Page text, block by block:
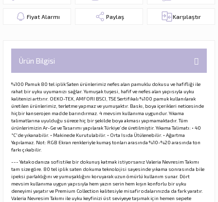
Fiyat Alarmı Paylaş Karşılaştır
Ürün Bilgisi
%100 Pamuk 80 tel iplik Saten ürünlerimiz nefes alan pamuklu dokusu ve hafifliği ile
rahat bir uyku uyumanızı sağlar. Yumuşak tuşesi, hafif ve nefes alan yapısıyla uyku
kalitenizi arttırır. OEKO-TEX, AMFORI BSCI, TSE Sertifikalı %100 pamuk kullanılarak
üretilen ürünlerimiz, terletme yapmaz ve yumuşaktır. Baskı, boya içerikleri neticesinde
hiçbir kanserojen madde barındırmaz. 4 mevsim kullanıma uygundur. Yıkama
talimatlarına uyulduğu sürece hiç bir şekilde boya akması yapmamaktadır. Tüm
ürünlerimizin Ar-Ge ve Tasarımı yapılarak Türkiye’de üretilmiştir. Yıkama Talimatı: • 40
°C'de yıkanabilir. • Makinede Kurutulabilir. • Orta Isıda Ütülenebilir. • Ağartma
Yapılamaz. Not: RGB Ekran renkleriyle kumaş tonları arasında %10-%20 arasında ton
farkı çıkabilir.
--- Yatak odanıza sofistike bir dokunuş katmak istiyorsanız Valeria Nevresim Takımı
tam size göre. 80 tel iplik saten dokuma teknolojisi sayesinde yıkama sonrasında bile
ipeksi parlaklığını ve yumuşaklığını koruyarak uzun ömürlü kullanım sunar. Dört
mevsim kullanıma uygun yapısıyla hem yazın serin hem kışın konforlu bir uyku
deneyimi yaşatır ve Premium Collection kalitesiyle misafir odalarınızda da fark yaratır.
Valeria Nevresim Takımı ile uyku keyfinizi üst seviyeye taşımak için hemen sepete